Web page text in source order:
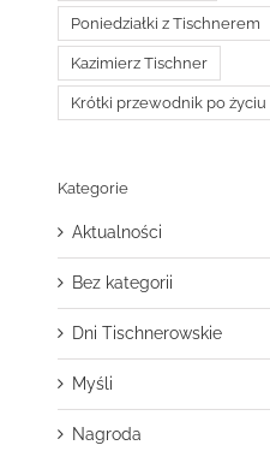
Poniedziałki z Tischnerem
Kazimierz Tischner
Krótki przewodnik po życiu
Kategorie
Aktualności
Bez kategorii
Dni Tischnerowskie
Myśli
Nagroda